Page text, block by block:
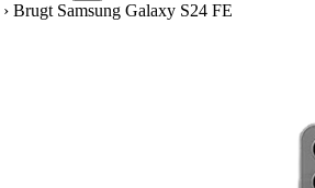
› Brugt Samsung Galaxy S24 FE